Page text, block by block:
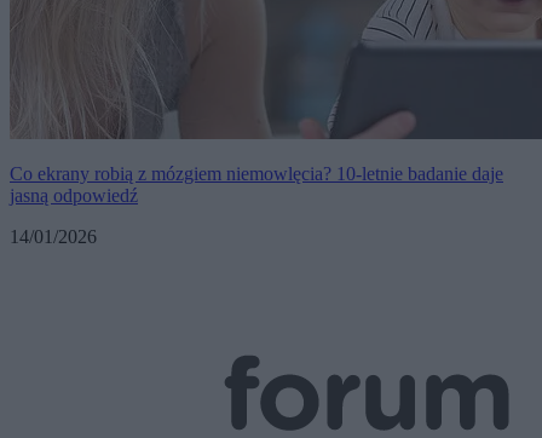
Co ekrany robią z mózgiem niemowlęcia? 10-letnie badanie daje
jasną odpowiedź
14/01/2026